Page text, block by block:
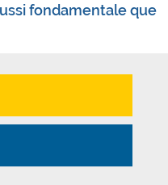
fondamentale que